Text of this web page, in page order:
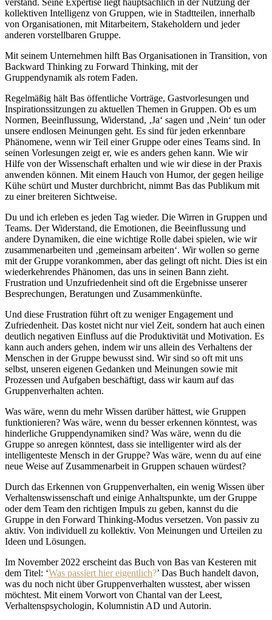
kollektiven Intelligenz von Gruppen, wie in Stadtteilen, innerhalb
von Organisationen, mit Mitarbeitern, Stakeholdern und jeder
anderen vorstellbaren Gruppe.
Mit seinem Unternehmen hilft Bas Organisationen in Transition, von
Backward Thinking zu Forward Thinking, mit der
Gruppendynamik als rotem Faden.
Regelmäßig hält Bas öffentliche Vorträge, Gastvorlesungen und
Inspirationssitzungen zu aktuellen Themen in Gruppen. Ob es um
Normen, Beeinflussung, Widerstand, ‚Ja‘ sagen und ‚Nein‘ tun oder
unsere endlosen Meinungen geht. Es sind für jeden erkennbare
Phänomene, wenn wir Teil einer Gruppe oder eines Teams sind. In
seinen Vorlesungen zeigt er, wie es anders gehen kann. Wie wir
Hilfe von der Wissenschaft erhalten und wie wir diese in der Praxis
anwenden können. Mit einem Hauch von Humor, der gegen heilige
Kühe schürt und Muster durchbricht, nimmt Bas das Publikum mit
zu einer breiteren Sichtweise.
Du und ich erleben es jeden Tag wieder. Die Wirren in Gruppen und
Teams. Der Widerstand, die Emotionen, die Beeinflussung und
andere Dynamiken, die eine wichtige Rolle dabei spielen, wie wir
zusammenarbeiten und ‚gemeinsam arbeiten‘. Wir wollen so gerne
mit der Gruppe vorankommen, aber das gelingt oft nicht. Dies ist ein
wiederkehrendes Phänomen, das uns in seinen Bann zieht.
Frustration und Unzufriedenheit sind oft die Ergebnisse unserer
Besprechungen, Beratungen und Zusammenkünfte.
Und diese Frustration führt oft zu weniger Engagement und
Zufriedenheit. Das kostet nicht nur viel Zeit, sondern hat auch einen
deutlich negativen Einfluss auf die Produktivität und Motivation. Es
kann auch anders gehen, indem wir uns allein des Verhaltens der
Menschen in der Gruppe bewusst sind. Wir sind so oft mit uns
selbst, unseren eigenen Gedanken und Meinungen sowie mit
Prozessen und Aufgaben beschäftigt, dass wir kaum auf das
Gruppenverhalten achten.
Was wäre, wenn du mehr Wissen darüber hättest, wie Gruppen
funktionieren? Was wäre, wenn du besser erkennen könntest, was
hinderliche Gruppendynamiken sind? Was wäre, wenn du die
Gruppe so anregen könntest, dass sie intelligenter wird als der
intelligenteste Mensch in der Gruppe? Was wäre, wenn du auf eine
neue Weise auf Zusammenarbeit in Gruppen schauen würdest?
Durch das Erkennen von Gruppenverhalten, ein wenig Wissen über
Verhaltenswissenschaft und einige Anhaltspunkte, um der Gruppe
oder dem Team den richtigen Impuls zu geben, kannst du die
Gruppe in den Forward Thinking-Modus versetzen. Von passiv zu
aktiv. Von individuell zu kollektiv. Von Meinungen und Urteilen zu
Ideen und Lösungen.
Im November 2022 erscheint das Buch von Bas van Kesteren mit
dem Titel: ‘Was passiert hier eigentlich?’ Das Buch handelt davon,
was du noch nicht über Gruppenverhalten wusstest, aber wissen
möchtest. Mit einem Vorwort von Chantal van der Leest,
Verhaltenspsychologin, Kolumnistin AD und Autorin.